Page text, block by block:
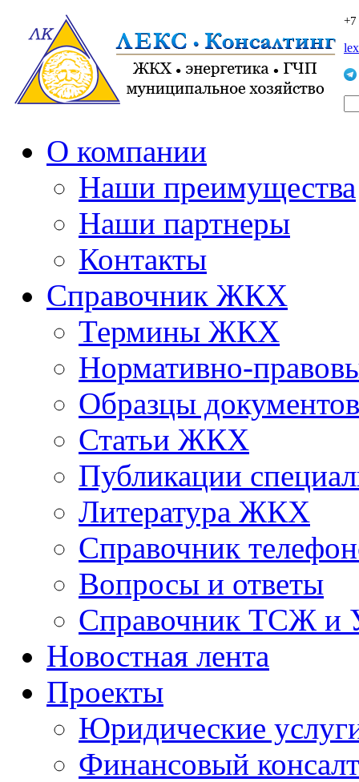
О компании
Наши преимущества
Наши партнеры
Контакты
Справочник ЖКХ
Термины ЖКХ
Нормативно-
Образцы документов
Статьи ЖКХ
Публикации
Литература ЖКХ
Справочник
Вопросы и ответы
Справочник ТСЖ и
Новостная лента
Проекты
Юридические
Финансовый